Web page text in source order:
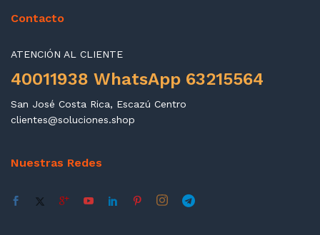
Contacto
ATENCIÓN AL CLIENTE
40011938 WhatsApp 63215564
San José Costa Rica, Escazú Centro
clientes@soluciones.shop
Nuestras Redes